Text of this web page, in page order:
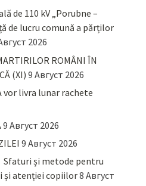
de 110 kV „Porubne –
de lucru comună a părților
2026
ROMÂNI ÎN
(XI) 9 Август 2026
vor livra lunar rachete
9 Август 2026
9 Август 2026
și metode pentru
și atenției copiilor8 Август